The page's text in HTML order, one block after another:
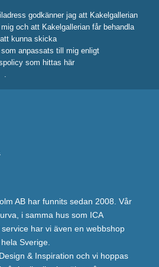
godkänner jag att Kakelgallerian
och att Kakelgallerian får behandla
kunna skicka
anpassats till mig enligt
som hittas här
.
AB har funnits sedan 2008. Vår
i samma hus som ICA
har vi även en webbshop
Sverige.
& Inspiration och vi hoppas